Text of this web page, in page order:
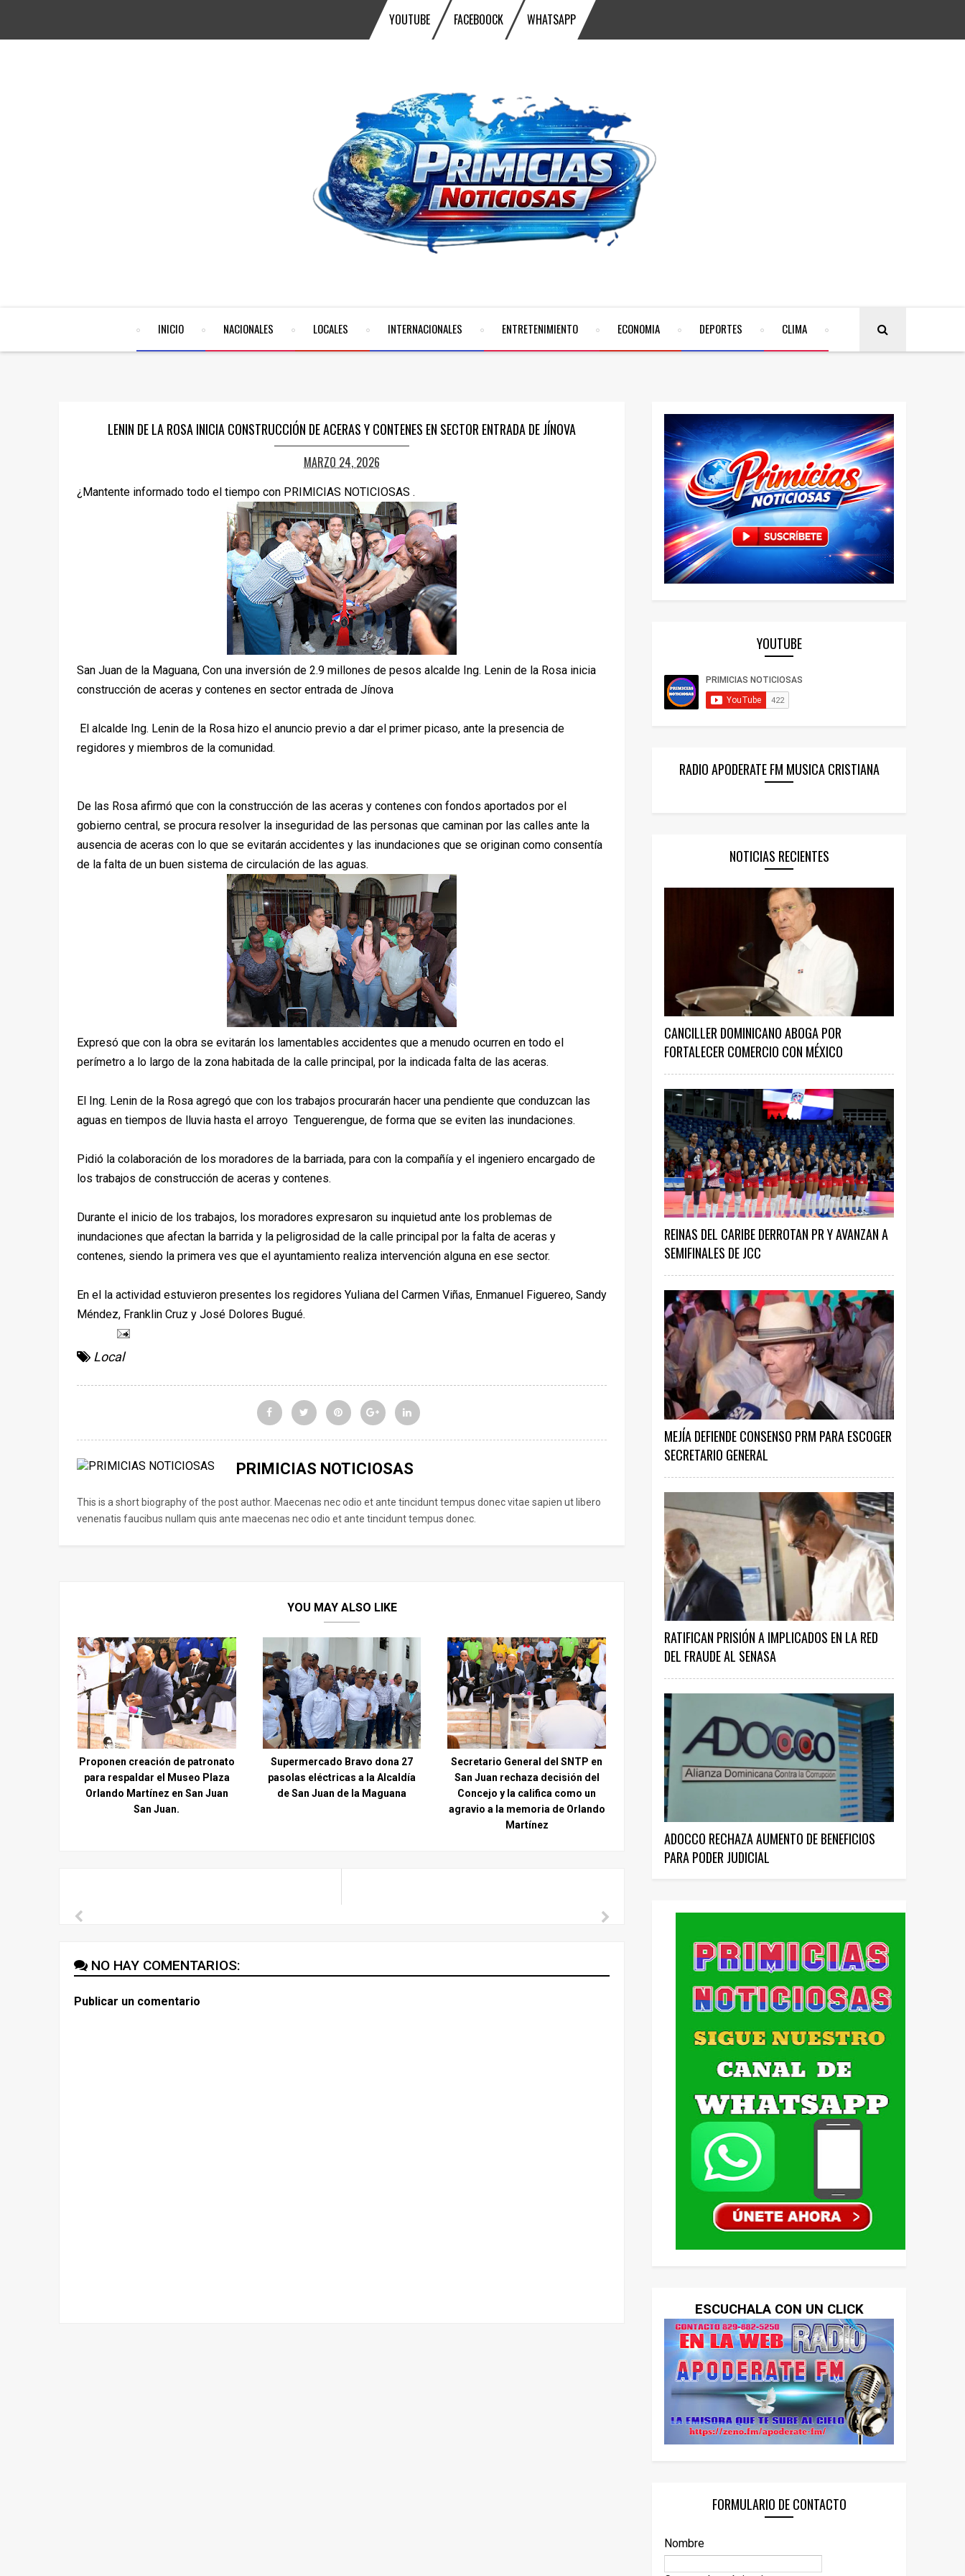
YOUTUBE FACEBOOCK WHATSAPP
INICIO NACIONALES LOCALES INTERNACIONALES ENTRETENIMIENTO ECONOMIA DEPORTES CLIMA
LENIN DE LA ROSA INICIA CONSTRUCCIÓN DE ACERAS Y CONTENES EN SECTOR ENTRADA DE JÍNOVA
MARZO 24, 2026
¿Mantente informado todo el tiempo con PRIMICIAS NOTICIOSAS .
San Juan de la Maguana, Con una inversión de 2.9 millones de pesos alcalde Ing. Lenin de la Rosa inicia
construcción de aceras y contenes en sector entrada de Jínova
El alcalde Ing. Lenin de la Rosa hizo el anuncio previo a dar el primer picaso, ante la presencia de
regidores y miembros de la comunidad.
De las Rosa afirmó que con la construcción de las aceras y contenes con fondos aportados por el
gobierno central, se procura resolver la inseguridad de las personas que caminan por las calles ante la
ausencia de aceras con lo que se evitarán accidentes y las inundaciones que se originan como consentía
de la falta de un buen sistema de circulación de las aguas.
Expresó que con la obra se evitarán los lamentables accidentes que a menudo ocurren en todo el
perímetro a lo largo de la zona habitada de la calle principal, por la indicada falta de las aceras.
El Ing. Lenin de la Rosa agregó que con los trabajos procurarán hacer una pendiente que conduzcan las
aguas en tiempos de lluvia hasta el arroyo Tenguerengue, de forma que se eviten las inundaciones.
Pidió la colaboración de los moradores de la barriada, para con la compañía y el ingeniero encargado de
los trabajos de construcción de aceras y contenes.
Durante el inicio de los trabajos, los moradores expresaron su inquietud ante los problemas de
inundaciones que afectan la barrida y la peligrosidad de la calle principal por la falta de aceras y
contenes, siendo la primera ves que el ayuntamiento realiza intervención alguna en ese sector.
En el la actividad estuvieron presentes los regidores Yuliana del Carmen Viñas, Enmanuel Figuereo, Sandy
Méndez, Franklin Cruz y José Dolores Bugué.
Local
PRIMICIAS NOTICIOSAS
This is a short biography of the post author. Maecenas nec odio et ante tincidunt tempus donec vitae sapien ut libero
venenatis faucibus nullam quis ante maecenas nec odio et ante tincidunt tempus donec.
YOU MAY ALSO LIKE
Proponen creación de patronato
para respaldar el Museo Plaza
Orlando Martínez en San Juan
San Juan.
Supermercado Bravo dona 27
pasolas eléctricas a la Alcaldía
de San Juan de la Maguana
Secretario General del SNTP en
San Juan rechaza decisión del
Concejo y la califica como un
agravio a la memoria de Orlando
Martínez
NO HAY COMENTARIOS:
Publicar un comentario
YOUTUBE
RADIO APODERATE FM MUSICA CRISTIANA
NOTICIAS RECIENTES
CANCILLER DOMINICANO ABOGA POR
FORTALECER COMERCIO CON MÉXICO
REINAS DEL CARIBE DERROTAN PR Y AVANZAN A
SEMIFINALES DE JCC
MEJÍA DEFIENDE CONSENSO PRM PARA ESCOGER
SECRETARIO GENERAL
RATIFICAN PRISIÓN A IMPLICADOS EN LA RED
DEL FRAUDE AL SENASA
ADOCCO RECHAZA AUMENTO DE BENEFICIOS
PARA PODER JUDICIAL
ESCUCHALA CON UN CLICK
FORMULARIO DE CONTACTO
Nombre